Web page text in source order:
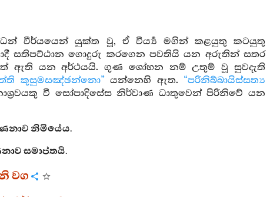
වීර්යයෙන් යුක්ත වූ, ඒ වීර්‍ය්‍ය මගින් කළයුතු කටයුතු
සතිපට්ඨාන ගොදුරු කරගෙන පවතියි යන අරුතින් සතර
ඇති යන අර්ථයයි. ගුණ ශෝභන නම් උතුම් වූ සුවදැති
කුසුමසඤ්ඡන්නො” යන්නෙහි ඇත. “පරිනිබ්බායිස්සත්‍ය
වී සෝපාදිසේස නිර්වාණ ධාතුවෙන් පිරිනිවේ යන
නිමියේය.
සමාප්තයි.
වග